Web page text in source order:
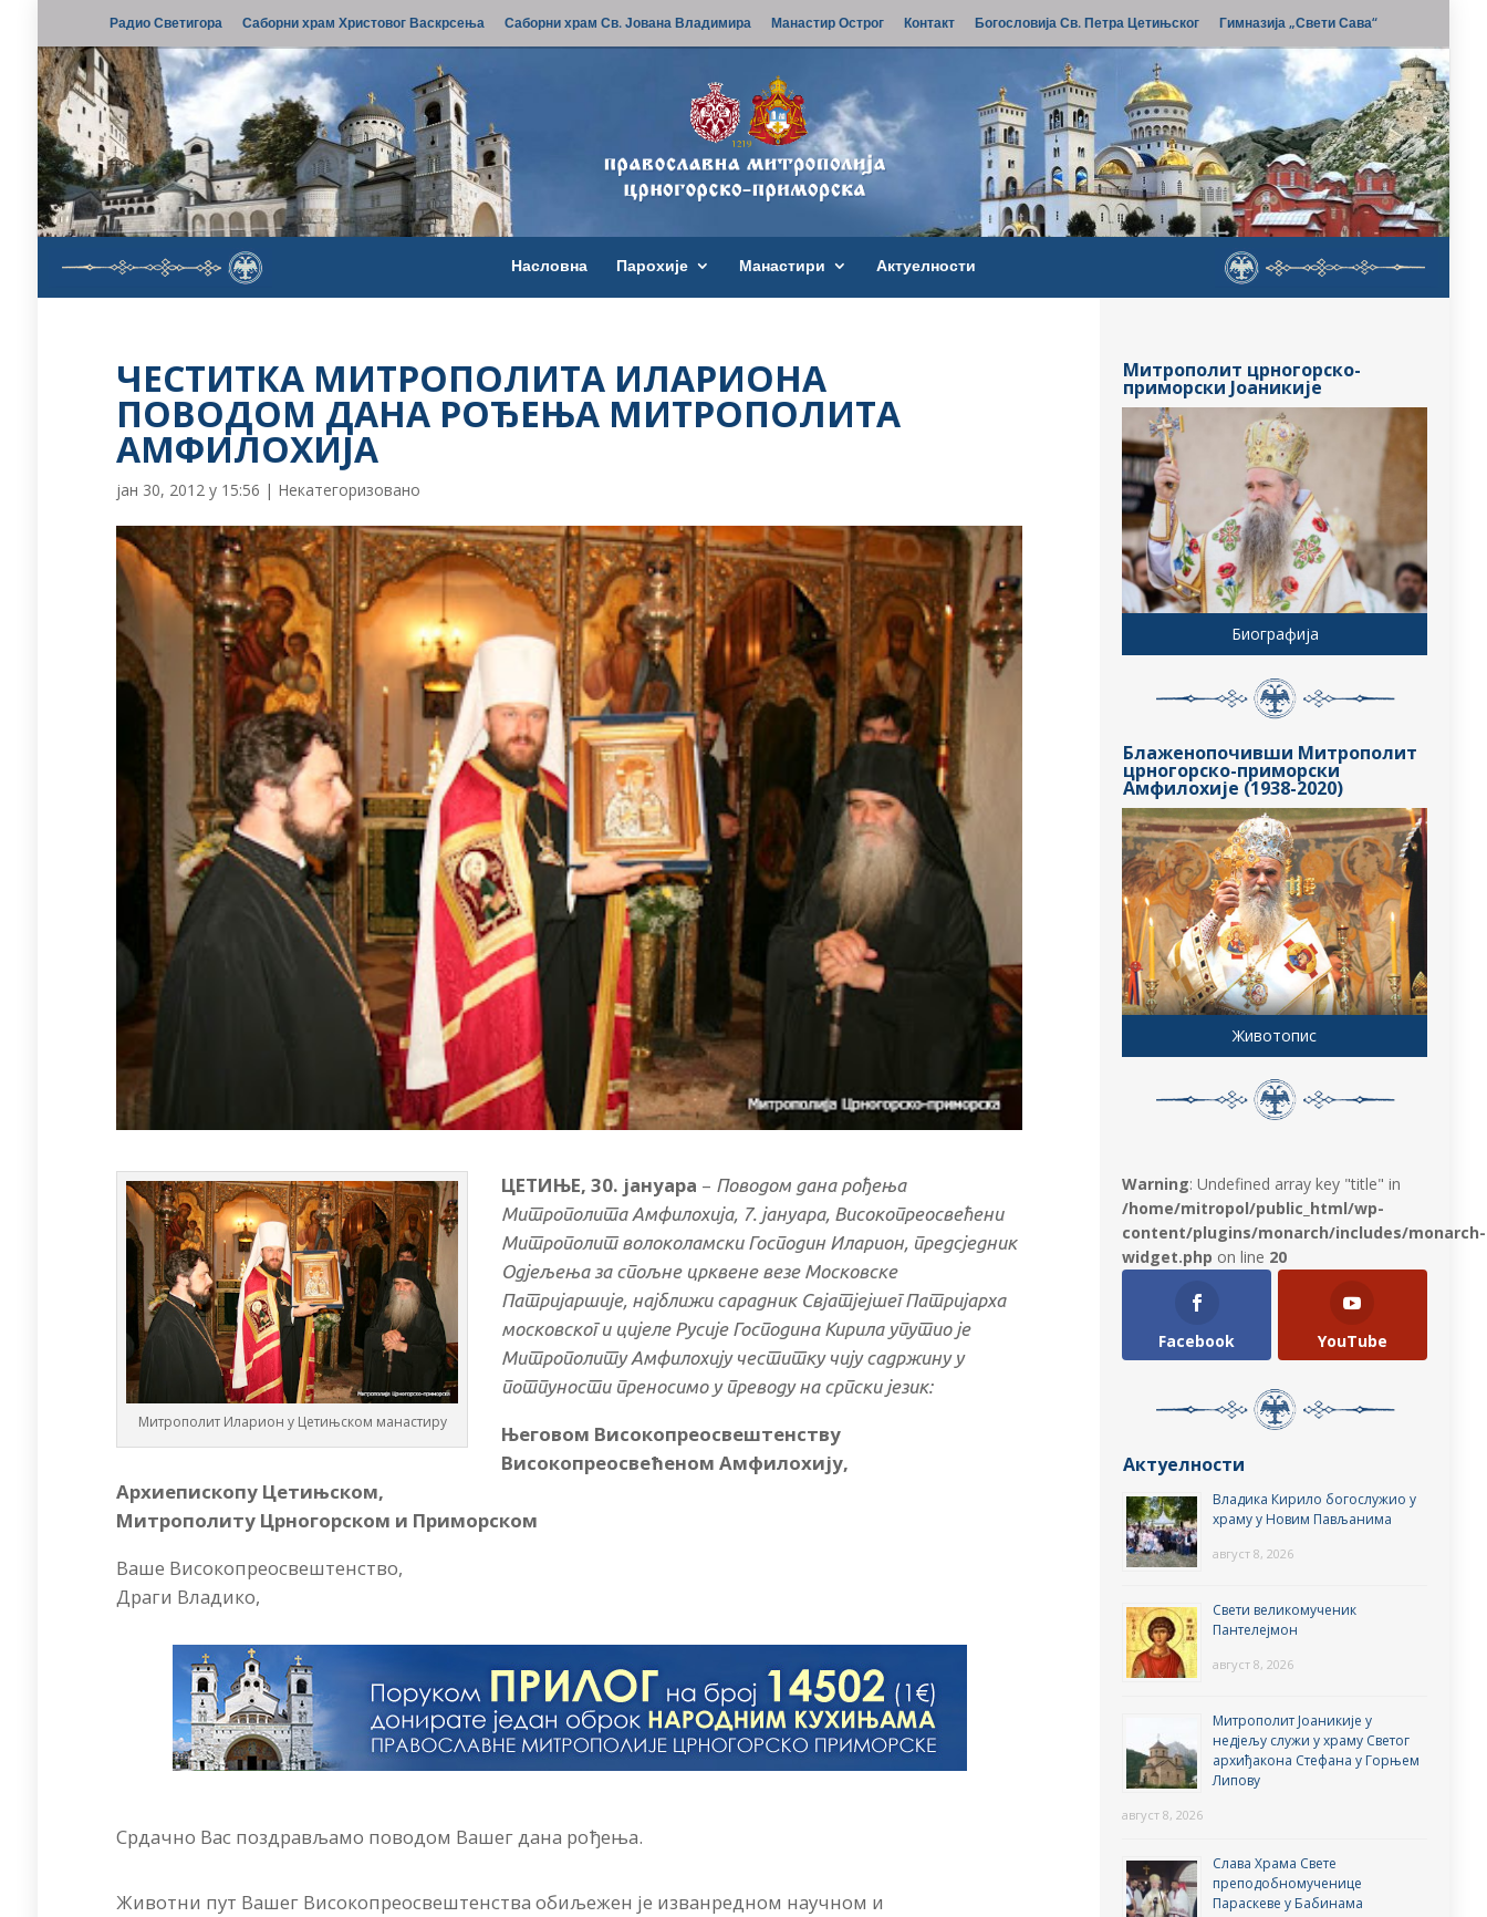
Радио Светигора Саборни храм Христовог Васкрсења Саборни храм Св. Јована Владимира Манастир Острог Контакт Богословија Св. Петра Цетињског Гимназија „Свети Сава“
Насловна Парохије Манастири Актуелности
ЧЕСТИТКА МИТРОПОЛИТА ИЛАРИОНА
ПОВОДОМ ДАНА РОЂЕЊА МИТРОПОЛИТА
АМФИЛОХИЈА
јан 30, 2012 у 15:56 | Некатегоризовано
Митрополит Иларион у Цетињском манастиру
ЦЕТИЊЕ, 30. јануара – Поводом дана рођења
Митрополита Амфилохија, 7. јануара, Високопреосвећени
Митрополит волоколамски Господин Иларион, предсједник
Одјељења за спољне црквене везе Московске
Патријаршије, најближи сарадник Свјатјејшег Патријарха
московског и цијеле Русије Господина Кирила упутио је
Митрополиту Амфилохију честитку чију садржину у
потпуности преносимо у преводу на српски језик:
Његовом Високопреосвештенству
Високопреосвећеном Амфилохију,
Архиепископу Цетињском,
Митрополиту Црногорском и Приморском
Ваше Високопреосвештенство,
Драги Владико,
Срдачно Вас поздрављамо поводом Вашег дана рођења.
Животни пут Вашег Високопреосвештенства обиљежен је изванредном научном и
Митрополит црногорско-
приморски Јоаникије
Биографија
Блаженопочивши Митрополит
црногорско-приморски
Амфилохије (1938-2020)
Животопис
Warning: Undefined array key "title" in
/home/mitropol/public_html/wp-
content/plugins/monarch/includes/monarch-
widget.php on line 20
Facebook YouTube
Актуелности
Владика Кирило богослужио у
храму у Новим Пављанима
август 8, 2026
Свети великомученик
Пантелејмон
август 8, 2026
Митрополит Јоаникије у
недјељу служи у храму Светог
архиђакона Стефана у Горњем
Липову
август 8, 2026
Слава Храма Свете
преподобномученице
Параскеве у Бабинама